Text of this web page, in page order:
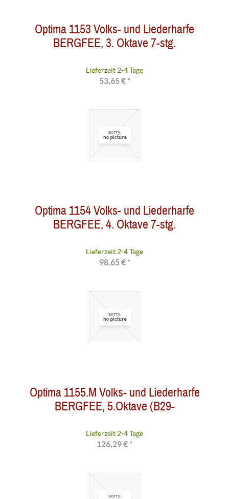
Optima 1153 Volks- und Liederharfe
BERGFEE, 3. Oktave 7-stg.
Lieferzeit 2-4 Tage
53,65 € *
Optima 1154 Volks- und Liederharfe
BERGFEE, 4. Oktave 7-stg.
Lieferzeit 2-4 Tage
98,65 € *
Optima 1155.M Volks- und Liederharfe
BERGFEE, 5.Oktave (B29-
Lieferzeit 2-4 Tage
126,29 € *